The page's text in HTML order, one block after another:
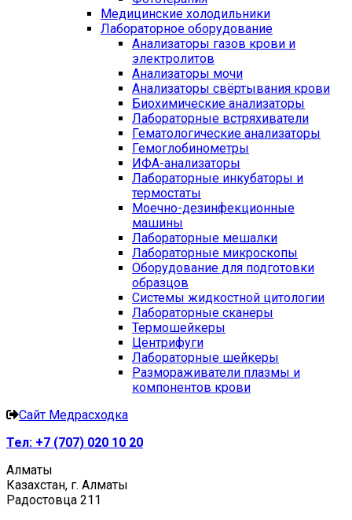
Медицинские холодильники
Лабораторное оборудование
Анализаторы газов крови и
электролитов
Анализаторы мочи
Анализаторы свёртывания крови
Биохимические анализаторы
Лабораторные встряхиватели
Гематологические анализаторы
Гемоглобинометры
ИФА-анализаторы
Лабораторные инкубаторы и
термостаты
Моечно-дезинфекционные
машины
Лабораторные мешалки
Лабораторные микроскопы
Оборудование для подготовки
образцов
Системы жидкостной цитологии
Лабораторные сканеры
Термошейкеры
Центрифуги
Лабораторные шейкеры
Размораживатели плазмы и
компонентов крови
Сайт Медрасходка
Тел: +7 (707) 020 10 20
Алматы
Казахстан, г. Алматы
Радостовца 211